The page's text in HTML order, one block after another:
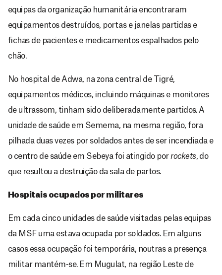
equipas da organização humanitária encontraram
equipamentos destruídos, portas e janelas partidas e
fichas de pacientes e medicamentos espalhados pelo
chão.
No hospital de Adwa, na zona central de Tigré,
equipamentos médicos, incluindo máquinas e monitores
de ultrassom, tinham sido deliberadamente partidos. A
unidade de saúde em Semema, na mesma região, fora
pilhada duas vezes por soldados antes de ser incendiada e
o centro de saúde em Sebeya foi atingido por rockets, do
que resultou a destruição da sala de partos.
Hospitais ocupados por militares
Em cada cinco unidades de saúde visitadas pelas equipas
da MSF uma estava ocupada por soldados. Em alguns
casos essa ocupação foi temporária, noutras a presença
militar mantém-se. Em Mugulat, na região Leste de